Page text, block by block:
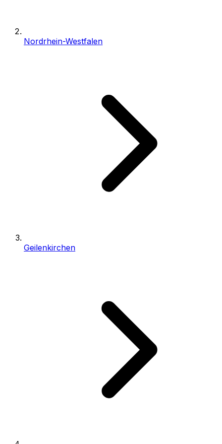
Nordrhein-Westfalen
Geilenkirchen